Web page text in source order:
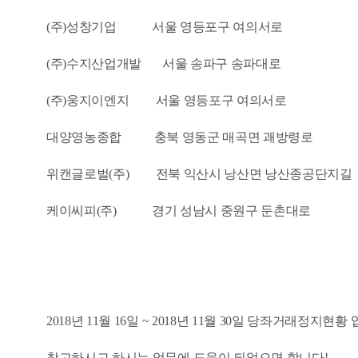
(주)성창기업 서울 영등포구 여의서로
(주)수지산업개발 서울 송파구 송파대로
(주)웅지이엔지 서울 영등포구 여의서로
대양영농종합 충북 영동군 매곡면 괘방령로
위캔글로벌(주) 전북 익산시 낭산면 낭산종공단지길
케이씨피(주) 경기 성남시 중원구 둔촌대로
2018년 11월 16일 ~ 2018년 11월 30일 당좌거래정지현황